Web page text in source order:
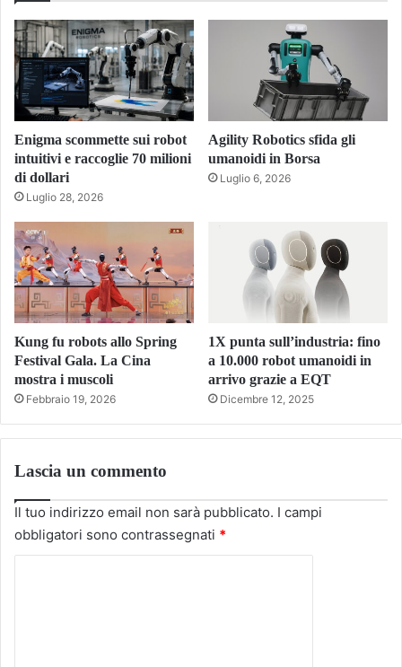
Enigma scommette sui robot
intuitivi e raccoglie 70 milioni
di dollari
Luglio 28, 2026
Agility Robotics sfida gli
umanoidi in Borsa
Luglio 6, 2026
Kung fu robots allo Spring
Festival Gala. La Cina
mostra i muscoli
Febbraio 19, 2026
1X punta sull’industria: fino
a 10.000 robot umanoidi in
arrivo grazie a EQT
Dicembre 12, 2025
Lascia un commento
Il tuo indirizzo email non sarà pubblicato. I campi
obbligatori sono contrassegnati *